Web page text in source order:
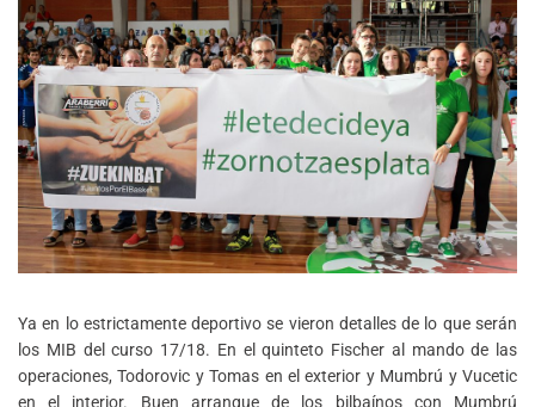
Ya en lo estrictamente deportivo se vieron detalles de lo que serán
los MIB del curso 17/18. En el quinteto Fischer al mando de las
operaciones, Todorovic y Tomas en el exterior y Mumbrú y Vucetic
en el interior. Buen arranque de los bilbaínos con Mumbrú